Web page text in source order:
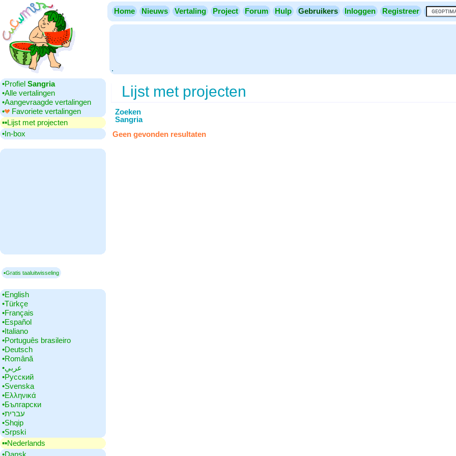
Home Nieuws Vertaling Project Forum Hulp Gebruikers Inloggen Registreer
.
•‎Profiel Sangria
•‎Alle vertalingen
•‎Aangevraagde vertalingen
•‎
Favoriete vertalingen
▪▪‎Lijst met projecten
•‎In-box
▪Gratis taaluitwisseling
•‎English
•‎Türkçe
•‎Français
•‎Español
•‎Italiano
•‎Português brasileiro
•‎Deutsch
•‎Română
•‎عربي
•‎Русский
•‎Svenska
•‎Ελληνικά
•‎Български
•‎עברית
•‎Shqip
•‎Srpski
▪▪‎Nederlands
•‎Dansk
Lijst met projecten
Zoeken
Sangria
Geen gevonden resultaten